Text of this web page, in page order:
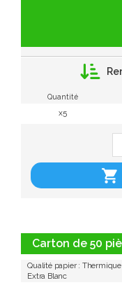
Carton de 50
Qualité papier : Thermique
Extra Blanc
Quantité
x5
